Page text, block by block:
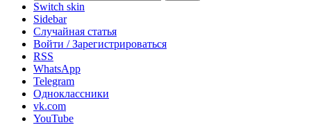
Switch skin
Sidebar
Случайная статья
Войти / Зарегистрироваться
RSS
WhatsApp
Telegram
Одноклассники
vk.com
YouTube